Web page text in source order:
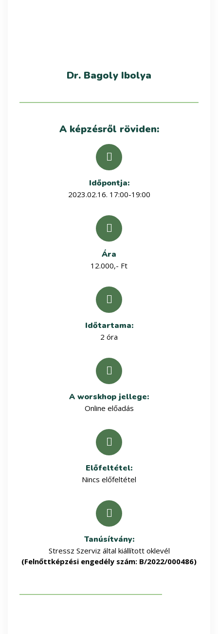
Dr. Bagoly Ibolya
A képzésről röviden:
Időpontja:
2023.02.16. 17:00-19:00
Ára
12.000,- Ft
Időtartama:
2 óra
A worskhop jellege:
Online előadás
Előfeltétel:
Nincs előfeltétel
Tanúsítvány:
Stressz Szerviz által kiállított oklevél
(Felnőttképzési engedély szám: B/2022/000486)